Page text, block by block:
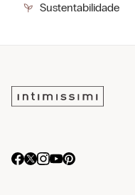
Sustentabilidade